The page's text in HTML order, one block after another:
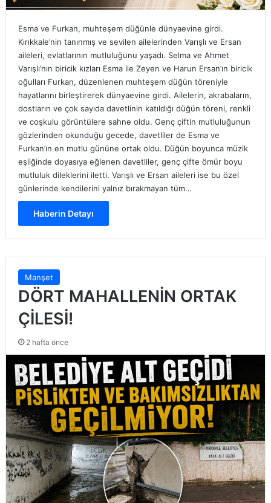
Esma ve Furkan, muhteşem düğünle dünyaevine girdi.
Kırıkkale’nin tanınmış ve sevilen ailelerinden Varışlı ve Ersan
aileleri, evlatlarının mutluluğunu yaşadı. Selma ve Ahmet
Varışlı’nın biricik kızları Esma ile Zeyen ve Harun Ersan’ın biricik
oğulları Furkan, düzenlenen muhteşem düğün töreniyle
hayatlarını birleştirerek dünyaevine girdi. Ailelerin, akrabaların,
dostların ve çok sayıda davetlinin katıldığı düğün töreni, renkli
ve coşkulu görüntülere sahne oldu. Genç çiftin mutluluğunun
gözlerinden okunduğu gecede, davetliler de Esma ve
Furkan’ın en mutlu gününe ortak oldu. Düğün boyunca müzik
eşliğinde doyasıya eğlenen davetliler, genç çifte ömür boyu
mutluluk dileklerini iletti. Varışlı ve Ersan aileleri ise bu özel
günlerinde kendilerini yalnız bırakmayan tüm…
Haberin Detayı
Manşet
DÖRT MAHALLENİN ORTAK
ÇİLESİ!
2 hafta önce